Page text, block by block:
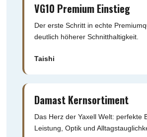
VG10 Premium Einstieg
Der erste Schritt in echte
deutlich höherer Schnitthaltigkeit.
Taishi
Damast Kernsortiment
Das Herz der Yaxell Welt: perfekte
Leistung, Optik und